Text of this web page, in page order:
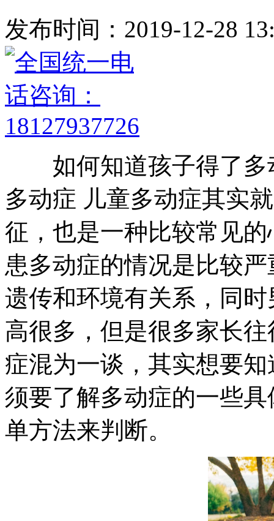
发布时间：2019-12-28
如何知道孩子得了多
多动症 儿童多动症其实
征，也是一种比较常见
患多动症的情况是比较
遗传和环境有关系，同
高很多，但是很多家长
症混为一谈，其实想要
须要了解多动症的一些
单方法来判断。